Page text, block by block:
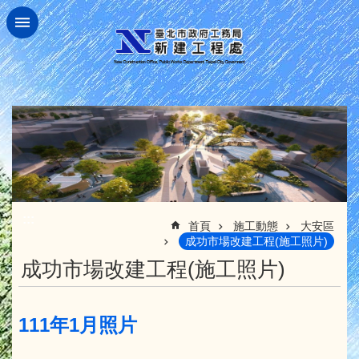
跳到主要內容區塊
首頁 施工動態
大安區
成功市場改建工程(施工照片)
成功市場改建工程(施工照片)
111年1月照片